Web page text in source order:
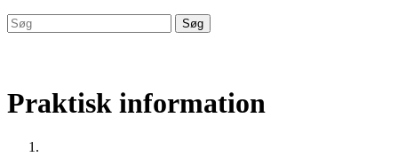
Søg
Praktisk information